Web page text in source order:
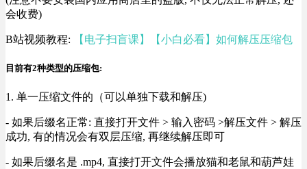
会收费)
B站视频教程: 【电子扫盲课】【小白必看】如何解压压缩包
目前有2种类型的压缩包:
1. 单一压缩文件的（可以单独下载和解压)
- 如果后缀名正常: 直接打开文件 > 输入密码 >解压文件 > 解压
成功, 有的情况会有双层压缩, 再继续解压即可
- 如果后缀名是 .mp4, 直接打开文件会播放猫和老鼠和葫芦娃